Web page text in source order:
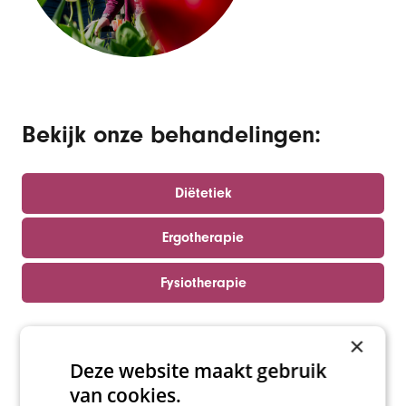
Bekijk onze behandelingen:
Diëtetiek
Ergotherapie
Fysiotherapie
Logopedie
×
Deze website maakt gebruik
van cookies.